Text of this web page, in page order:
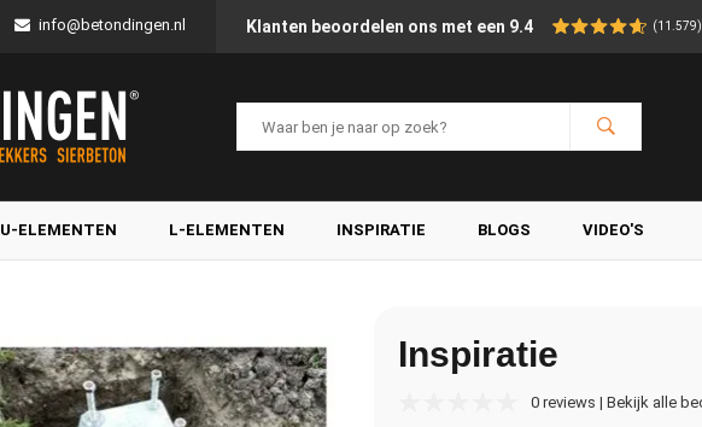
info@betondingen.nl Klanten beoordelen ons met een 9.4 (11.579)
U-ELEMENTEN L-ELEMENTEN INSPIRATIE BLOGS VIDEO'S
Inspiratie
0 reviews | Bekijk alle